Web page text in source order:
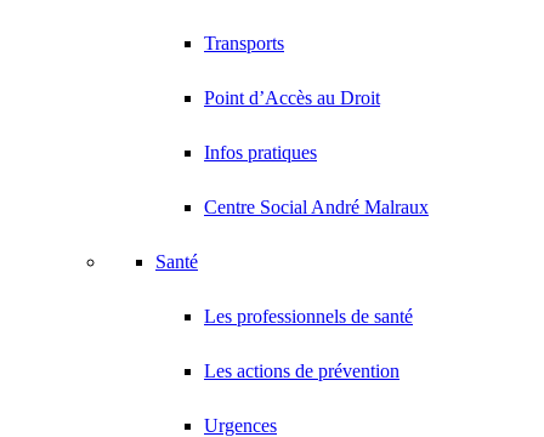
Transports
Point d’Accès au Droit
Infos pratiques
Centre Social André Malraux
Santé
Les professionnels de santé
Les actions de prévention
Urgences